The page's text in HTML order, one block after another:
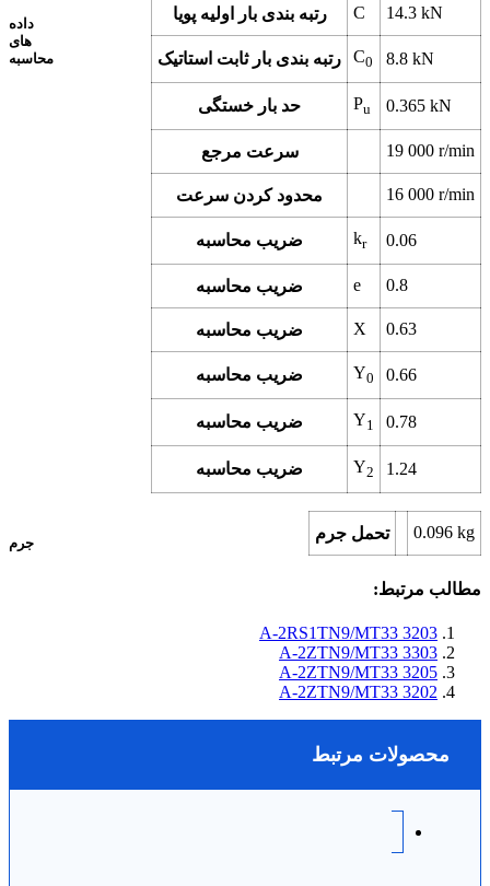
داده
های
محاسبه
رتبه بندی بار اولیه پویا C 14.3 kN
رتبه بندی بار ثابت استاتیک C0 8.8 kN
حد بار خستگی Pu 0.365 kN
سرعت مرجع 19 000 r/min
محدود کردن سرعت 16 000 r/min
ضریب محاسبه kr 0.06
ضریب محاسبه e 0.8
ضریب محاسبه X 0.63
ضریب محاسبه Y0 0.66
ضریب محاسبه Y1 0.78
ضریب محاسبه Y2 1.24
جرم
تحمل جرم 0.096 kg
مطالب مرتبط:
3203 A-2RS1TN9/MT33
3303 A-2ZTN9/MT33
3205 A-2ZTN9/MT33
3202 A-2ZTN9/MT33
محصولات مرتبط